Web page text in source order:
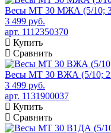
Весы МТ 30 МЖА (5/10;
3 499 руб.
арт. 1112350370
Купить
Сравнить
Весы МТ 30 ВЖА (5/10;
3 499 руб.
арт. 1131900037
Купить
Сравнить